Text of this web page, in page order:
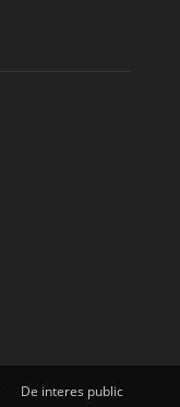
De interes public